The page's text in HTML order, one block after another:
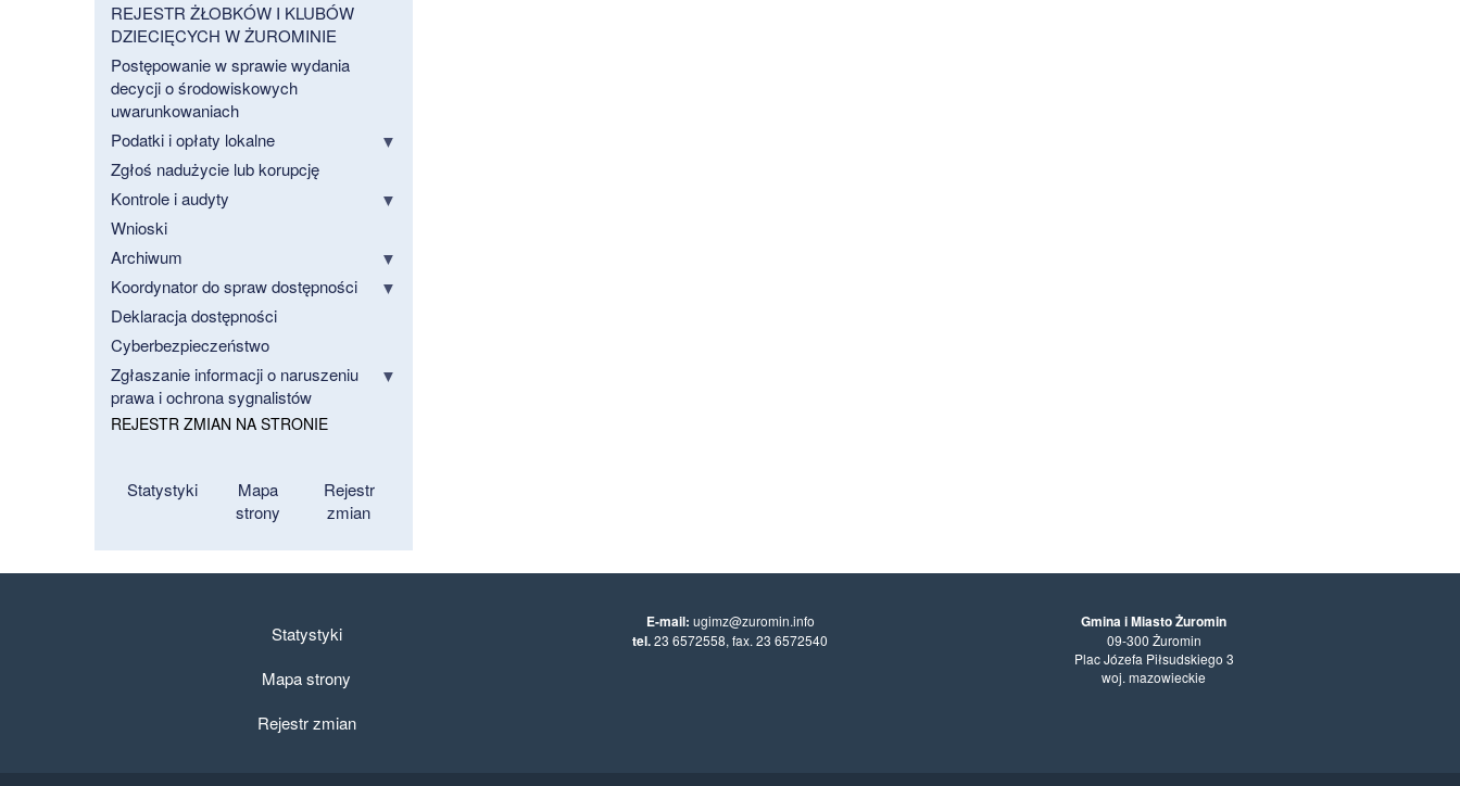
REJESTR ŻŁOBKÓW I KLUBÓW
DZIECIĘCYCH W ŻUROMINIE
Postępowanie w sprawie wydania
decycji o środowiskowych
uwarunkowaniach
Podatki i opłaty lokalne
Zgłoś nadużycie lub korupcję
Kontrole i audyty
Wnioski
Archiwum
Koordynator do spraw dostępności
Deklaracja dostępności
Cyberbezpieczeństwo
Zgłaszanie informacji o naruszeniu
prawa i ochrona sygnalistów
REJESTR ZMIAN NA STRONIE
Statystyki
Mapa
strony
Rejestr
zmian
Statystyki
Mapa strony
Rejestr zmian
E-mail: ugimz@zuromin.info
tel.23 6572558, fax. 23 6572540
Gmina i Miasto Żuromin
09-300 Żuromin
Plac Józefa Piłsudskiego 3
woj. mazowieckie